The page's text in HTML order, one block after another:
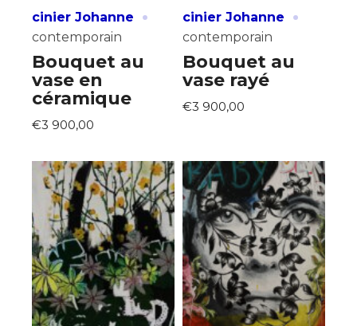
cinier Johanne ·
contemporain
Bouquet au
vase en
céramique
€3 900,00
cinier Johanne ·
contemporain
Bouquet au
vase rayé
€3 900,00